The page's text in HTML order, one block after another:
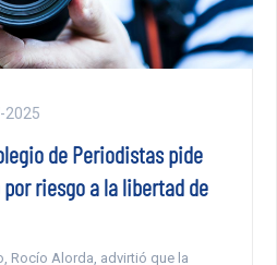
2025
de Periodistas pide
riesgo a la libertad de
Rocío Alorda, advirtió que la